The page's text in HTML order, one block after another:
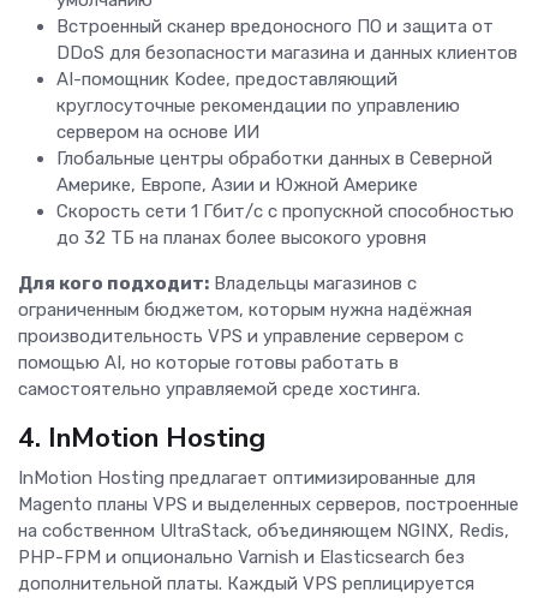
Встроенный сканер вредоносного ПО и защита от
DDoS для безопасности магазина и данных клиентов
AI-помощник Kodee, предоставляющий
круглосуточные рекомендации по управлению
сервером на основе ИИ
Глобальные центры обработки данных в Северной
Америке, Европе, Азии и Южной Америке
Скорость сети 1 Гбит/с с пропускной способностью
до 32 ТБ на планах более высокого уровня
Для кого подходит: Владельцы магазинов с
ограниченным бюджетом, которым нужна надёжная
производительность VPS и управление сервером с
помощью AI, но которые готовы работать в
самостоятельно управляемой среде хостинга.
4. InMotion Hosting
InMotion Hosting предлагает оптимизированные для
Magento планы VPS и выделенных серверов, построенные
на собственном UltraStack, объединяющем NGINX, Redis,
PHP-FPM и опционально Varnish и Elasticsearch без
дополнительной платы. Каждый VPS реплицируется